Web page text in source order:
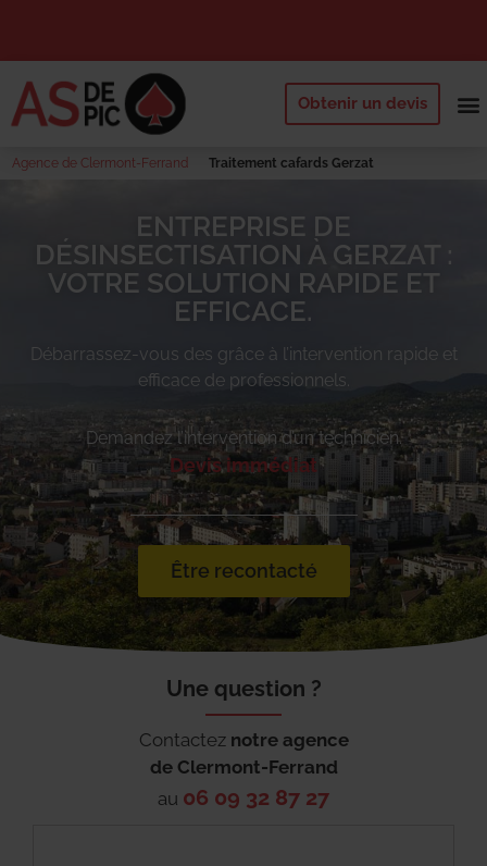
Obtenir un devis
Agence de Clermont-Ferrand Traitement cafards Gerzat
ENTREPRISE DE
DÉSINSECTISATION À GERZAT :
VOTRE SOLUTION RAPIDE ET
EFFICACE.
Débarrassez-vous des grâce à l’intervention rapide et
efficace de professionnels.
Demandez l’intervention d’un technicien.
Devis immédiat
Être recontacté
Une question ?
Contactez notre agence
de Clermont-Ferrand
au 06 09 32 87 27